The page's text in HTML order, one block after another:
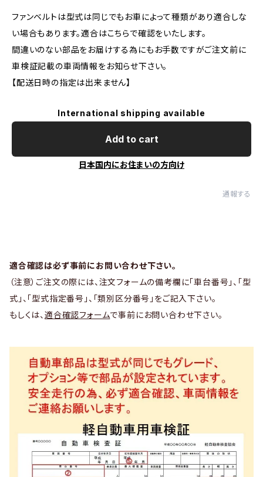
ファンベルトは型式は同じでもお車によって種類があり適合しな
い場合もあります。適合はこちらで確認をいたします。
間違いのない部品をお届けする為にもお手数ですがご注文前に
車検証記載の車両情報をお知らせ下さい。
【配送日時の指定は出来ません】
International shipping available
Add to cart
日本国内にお住まいの方向け
通報する
適合確認は必ず事前にお問い合わせ下さい。
（注意）ご注文の際には、注文フォームの備考欄に「車台番号」、「型
式」、「型式指定番号」、「類別区分番号」をご記入下さい。
もしくは、 適合確認フォームで事前にお問い合わせ下さい。